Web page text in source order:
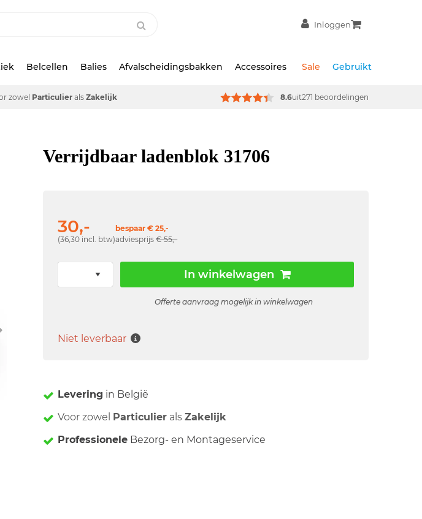
Inloggen
Belcellen Balies Afvalscheidingsbakken Accessoires Sale Gebruikt
zowel Particulier als Zakelijk 8.6uit271 beoordelingen
Verrijdbaar ladenblok 31706
30,-
(36,30 incl. btw)
bespaar € 25,-
adviesprijs€ 55,-
In winkelwagen
Offerte aanvraag mogelijk in winkelwagen
Niet leverbaar
Levering in België
Voor zowel Particulier alsZakelijk
Professionele Bezorg- en Montageservice